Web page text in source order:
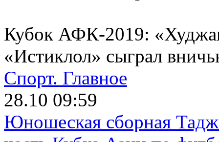
Кубок АФК-2019:
«Истиклол» сыграл
Спорт. Главное
28.10 09:59
Юношеская сборная